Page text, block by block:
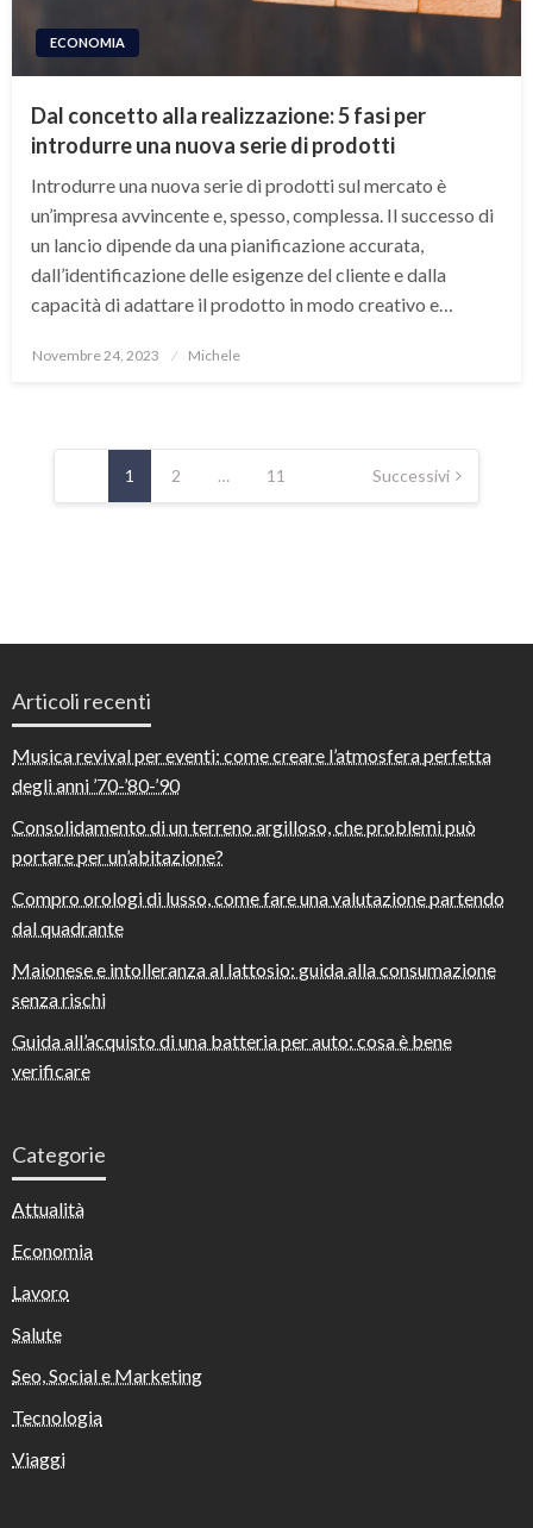
ECONOMIA
Dal concetto alla realizzazione: 5 fasi per
introdurre una nuova serie di prodotti
Introdurre una nuova serie di prodotti sul mercato è
un’impresa avvincente e, spesso, complessa. Il successo di
un lancio dipende da una pianificazione accurata,
dall’identificazione delle esigenze del cliente e dalla
capacità di adattare il prodotto in modo creativo e…
Posted
Novembre 24, 2023 Michele
Paginazione
articoli
1 2 … 11 Successivi
Articoli recenti
Musica revival per eventi: come creare l’atmosfera perfetta
degli anni ’70-’80-’90
Consolidamento di un terreno argilloso, che problemi può
portare per un’abitazione?
Compro orologi di lusso, come fare una valutazione partendo
dal quadrante
Maionese e intolleranza al lattosio: guida alla consumazione
senza rischi
Guida all’acquisto di una batteria per auto: cosa è bene
verificare
Categorie
Attualità
Economia
Lavoro
Salute
Seo, Social e Marketing
Tecnologia
Viaggi